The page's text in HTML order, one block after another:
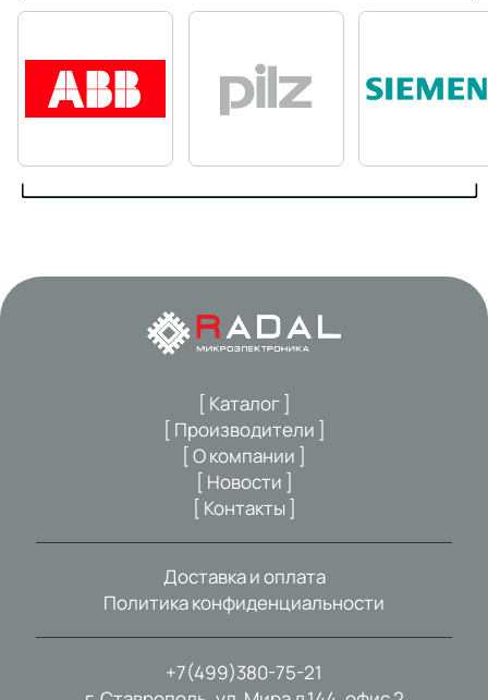
+7(499)380-75-21
[ Каталог ]
[ Производители ]
[ О компании ]
[ Новости ]
[ Контакты ]
Доставка и оплата
Политика конфиденциальности